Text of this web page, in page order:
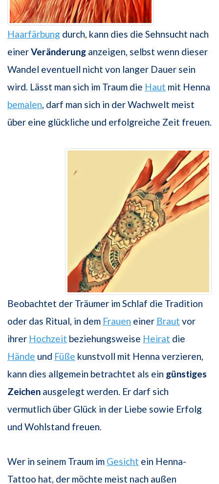
Haarfärbung durch, kann dies die Sehnsucht nach
einerVeränderung anzeigen, selbst wenn dieser
Wandel eventuell nicht von langer Dauer sein
wird. Lässt man sich im Traum die Haut mit Henna
bemalen , darf man sich in der Wachwelt meist
über eine glückliche und erfolgreiche Zeit freuen.
Beobachtet der Träumer im Schlaf die Tradition
oder das Ritual, in dem Frauen einer Braut vor
ihrer Hochzeit beziehungsweise Heirat die
Hände und Füße kunstvoll mit Henna verzieren,
kann dies allgemein betrachtet als ein günstiges
Zeichen ausgelegt werden. Er darf sich
vermutlich über Glück in der Liebe sowie Erfolg
und Wohlstand freuen.
Wer in seinem Traum im Gesicht ein Henna-
Tattoo hat, der möchte meist nach außen